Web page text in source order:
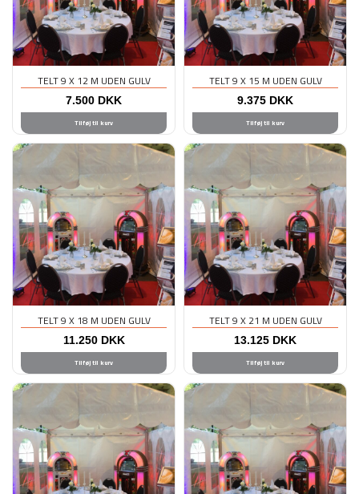
TELT 9 X 12 M UDEN GULV
7.500 DKK
Tilføj til kurv
TELT 9 X 15 M UDEN GULV
9.375 DKK
Tilføj til kurv
TELT 9 X 18 M UDEN GULV
11.250 DKK
Tilføj til kurv
TELT 9 X 21 M UDEN GULV
13.125 DKK
Tilføj til kurv